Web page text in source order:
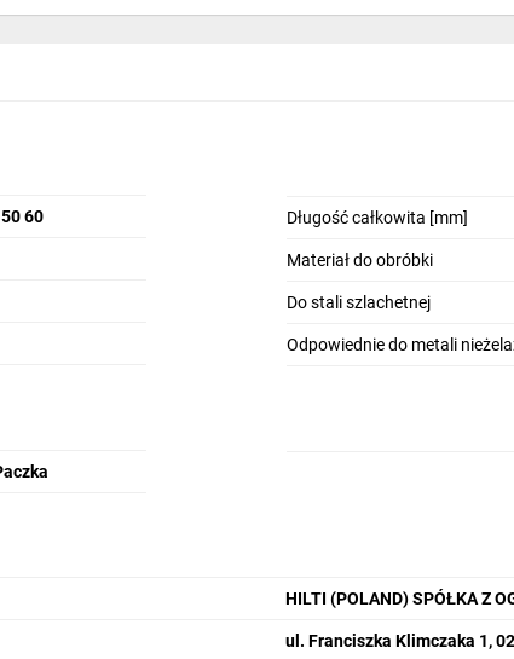
60 Długość całkowita [mm]
Materiał do obróbki
Do stali szlachetnej
Odpowiednie do metali
HILTI (POLAND) SPÓŁKA Z
ul. Franciszka Klimczaka 1,